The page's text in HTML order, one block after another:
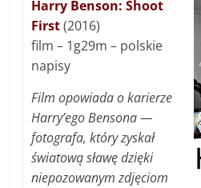
Harry Benson: Shoot
First(2016)
film – 1g29m – polskie
napisy
Film opowiada o karierze
Harry’ego Bensona —
fotografa, który zyskał
światową sławę dzięki
niepozowanym zdjęciom